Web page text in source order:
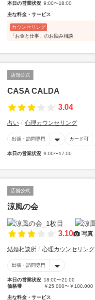
本日の営業状況 9:00〜18:00
主な料金・サービス
カウンセリング
「お金と仕事」のお悩み相談
店舗公式
CASA CALDA
3.04
占い 心理カウンセリング
出張・訪問専門 カード可
本日の営業状況 9:00〜17:00
店舗公式
涼風の会
3.10 写真
結婚相談所 心理カウンセリング
出張・訪問専門
本日の営業状況 18:00〜21:00
価格帯
￥25,000〜￥100,000
主な料金・サービス